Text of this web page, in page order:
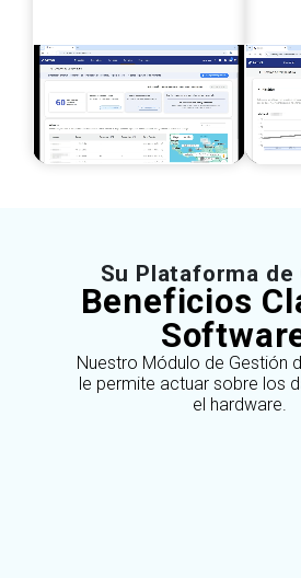
Su Plataforma de
Beneficios
Nuestro Módulo de Gestión
le permite actuar sobre los
el hardware.